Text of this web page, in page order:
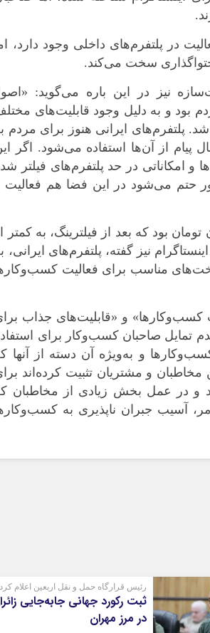
در پلتفرم‌های داخلی وجود دارد،
سخت می‌کند.
نیز در این باره می‌گوید:
بود و به دلیل وجود قابلیت‌های
پلتفرم‌های ایرانی هنوز برای مردم
پیام از آن‌ها استفاده می‌شود. اگر
و امکاناتی در حد پلتفرم‌های فیلتر
طور حتم می‌شود در این فضا هم فعالیت
دست‌ساز: میانگین درآمد ما در ماه، ۳ میلیون تومان بود که بعد از فیلترینگ، به کمتر
نیز گفته، پلتفرم‌های ایرانی،
مناسب برای فعالیت
کسب‌وکارها» و «قابلیت‌های جذاب
تمایل صاحبان کسب‌وکار برای
و به‌ویژه آن دسته از آنها
مخاطبان و مشتریان تثبیت کرده‌اند
و در عمل بخش زیادی از مخاطبان
آسیب جبران ناپذیری به
رئیس قرارگاه حمل و نقل اربعین اعلام کرد
ثبت رکورد جهانی جابه‌جایی
در مرز مهران